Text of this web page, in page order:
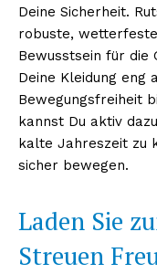
Deine Sicherheit.
robuste,
Bewusstsein für die
Deine Kleidung eng
Bewegungsfreiheit
kannst Du aktiv
kalte Jahreszeit zu
sicher bewegen.
Laden Sie
Streuen